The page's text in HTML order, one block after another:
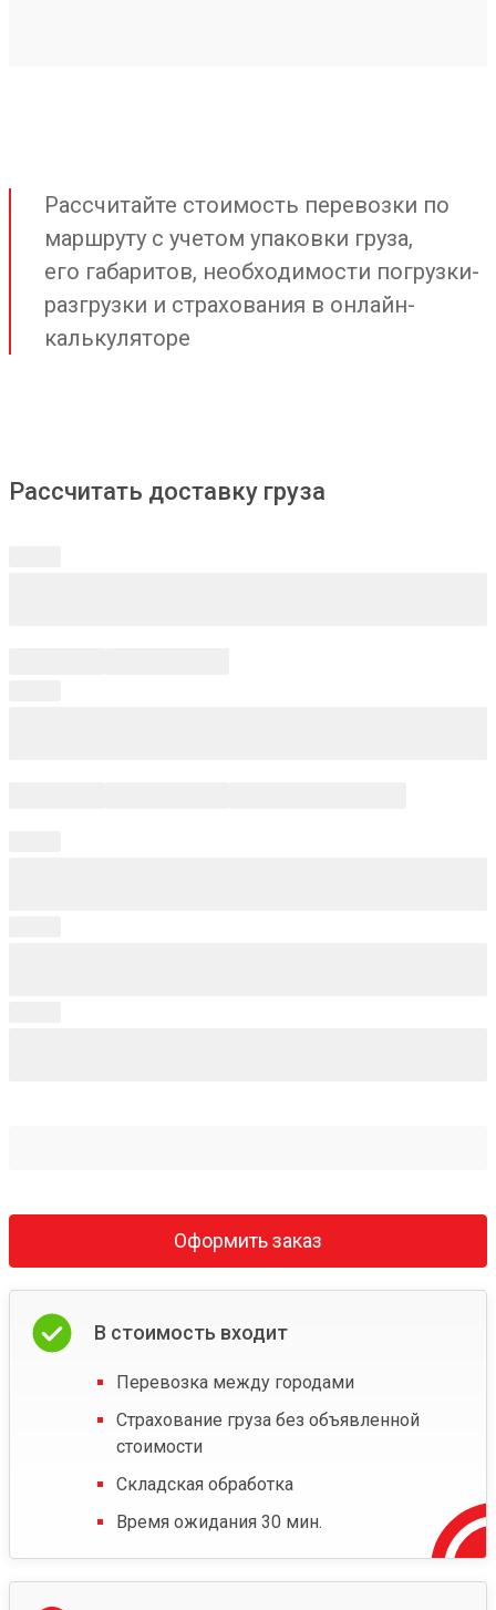
Рассчитайте стоимость перевозки по
маршруту с учетом упаковки груза,
его габаритов, необходимости погрузки-
разгрузки и страхования в онлайн-
калькуляторе
Рассчитать доставку груза
Оформить заказ
В стоимость входит
Перевозка между городами
Страхование груза без объявленной
стоимости
Складская обработка
Время ожидания 30 мин.